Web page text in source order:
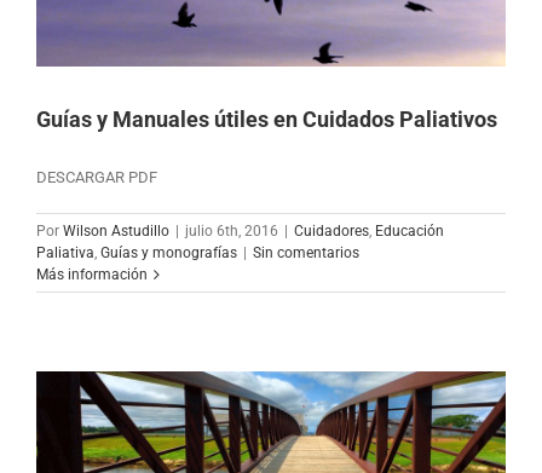
Guías y Manuales útiles en Cuidados Paliativos
DESCARGAR PDF
Por Wilson Astudillo julio 6th, 2016 Cuidadores, Educación
Paliativa, Guías y monografías
Sin comentarios
Más información